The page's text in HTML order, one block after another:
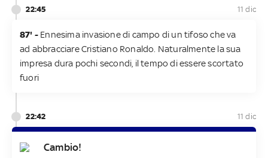
22:45 11 dic
87' - Ennesima invasione di campo di un tifoso che va
ad abbracciare Cristiano Ronaldo. Naturalmente la sua
impresa dura pochi secondi, il tempo di essere scortato
fuori
22:42 11 dic
Cambio!